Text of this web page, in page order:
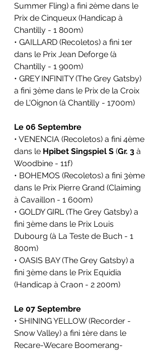
Summer Fling) a fini 2ème dans le
Prix de Cinqueux (Handicap à
Chantilly - 1 800m)
• GAILLARD (Recoletos) a fini 1er
dans le Prix Jean Deforge (à
Chantilly - 1 900m)
• GREY INFINITY (The Grey Gatsby)
a fini 3ème dans le Prix de la Croix
de L'Oignon (à Chantilly - 1700m)
Le 06 Septembre
• VENENCIA (Recoletos) a fini 4ème
dans le Hpibet Singspiel S (Gr. 3 à
Woodbine - 11f)
• BOHEMOS (Recoletos) a fini 3ème
dans le Prix Pierre Grand (Claiming
à Cavaillon - 1 600m)
• GOLDY GIRL (The Grey Gatsby) a
fini 3ème dans le Prix Louis
Dubourg (à La Teste de Buch - 1
800m)
• OASIS BAY (The Grey Gatsby) a
fini 3ème dans le Prix Equidia
(Handicap à Craon - 2 200m)
Le 07 Septembre
• SHINING YELLOW (Recorder -
Snow Valley) a fini 1ère dans le
Recare-Wecare Boomerang-